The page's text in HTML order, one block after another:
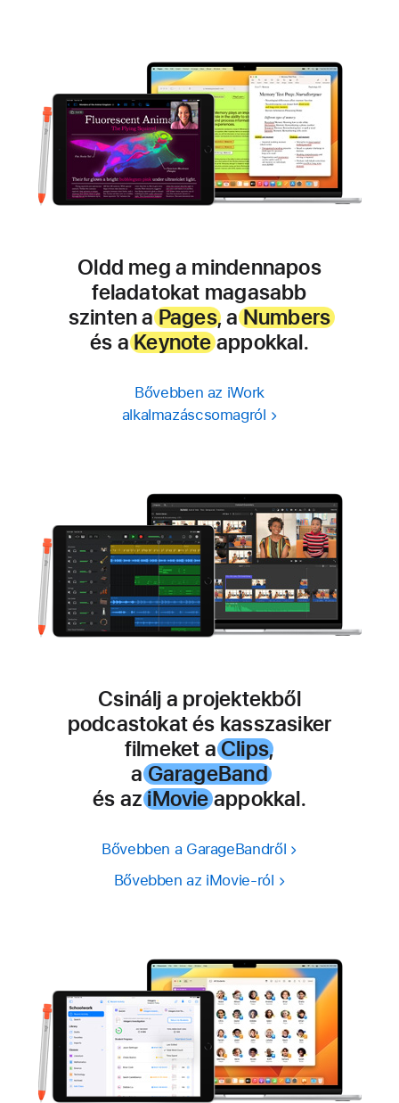
Oldd meg a mindennapos
feladatokat magasabb
szinten aPages, aNumbers
és aKeynoteappokkal.
Bővebben az iWork
alkalmazáscsomagról
Csinálj a projektekből
podcastokatés kasszasiker
filmeket aClips,
aGarageBand
és aziMovieappokkal.
Bővebben a GarageBandről
Bővebben az iMovie-ról